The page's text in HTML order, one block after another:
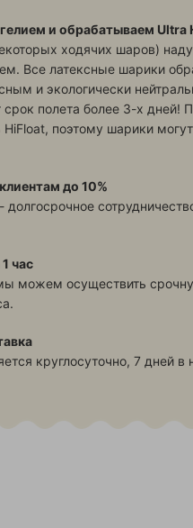
и обрабатываем Ultra
ходячих шаров)
Все латексные шарики
и экологически
срок полета более 3-х дней!
поэтому шарики
до 10%
долгосрочное
час
можем осуществить
круглосуточно, 7 дней